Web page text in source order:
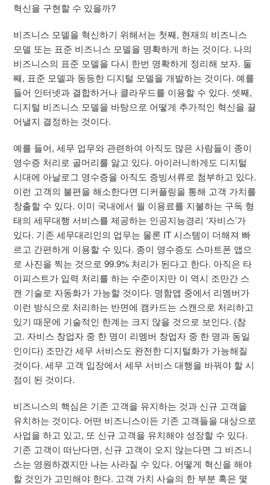
혁신을 구현할 수 있을까?
비즈니스 모델을 혁신하기 위해서는 첫째, 현재의 비즈니스
모델 또는 표준 비즈니스 모델을 명확하게 하는 것이다. 나의
비즈니스의 표준 모델을 다시 한번 명확하게 정리해 보자. 둘
째, 표준 모델과 동등한 디지털 모델을 개발하는 것이다. 예를
들어 인터넷과 결합하거나 클라우드를 이용할 수 있다. 셋째,
디지털 비즈니스 모델을 바탕으로 어떻게 추가적인 혁신을 끌
어낼지 결정하는 것이다.
예를 들어, 세무 업무와 관련하여 아직도 많은 사람들이 종이
영수증 처리로 골머리를 앓고 있다. 아이러니하게도 디지털
시대에 아날로그 영수증을 아직도 증빙서류로 첨부하고 있다.
이런 고객의 불편을 해소한다면 디커플링을 통해 고객 가치를
창출할 수 있다. 이미 국내에서 월 이용료를 지불하는 구독 형
태의 세무대행 서비스를 제공하는 인공지능경리 ‘자비스’가
있다. 기존 세무대리인의 업무는 물론 IT 시스템이 더해져 빠
르고 간편하게 이용할 수 있다. 종이 영수증도 스마트폰 앱으
로 사진을 찍는 것으로 99.9% 처리가 된다고 한다. 아직은 타
이피스트가 입력 처리를 하는 수준이지만 이 역시 조만간 스
캔 기술로 자동화가 가능할 것이다. 명함앱 중에서 리멤버가
이런 방식으로 처리하는 반면에 캠카드는 스캔으로 처리하고
있기 때문에 기술적인 한계는 크지 않을 것으로 보인다. (참
고. 자비스 창업자 중 한 명이 리멤버 창업자 중 한 명과 동일
인이다) 조만간 세무 서비스도 완전한 디지털화가 가능해질
것이다. 세무 고객 입장에서 세무 서비스 대행을 바꿔야 할 시
점이 된 것이다.
비즈니스의 핵심은 기존 고객을 유지하는 것과 신규 고객을
유치하는 것이다. 어떤 비즈니스이든 기존 고객들을 대상으로
사업을 하고 있고, 또 신규 고객을 유치해야 성장할 수 있다.
기존 고객이 떠난다면, 신규 고객이 오지 않는다면 그 비즈니
스는 영원하겠지만 나는 사라질 수 있다. 어떻게 혁신을 해야
할 것인가 고민해야 한다. 고객 가치 사슬의 한 부분 혹은 몇